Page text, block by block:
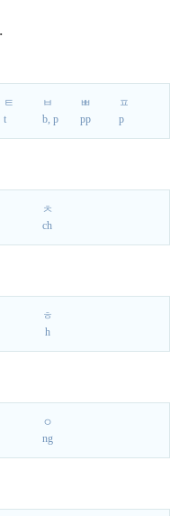
ㅌ
t
ㅂ
b, p
ㅃ
pp
ㅍ
p
ㅊ
ch
ㅎ
h
ㅇ
ng